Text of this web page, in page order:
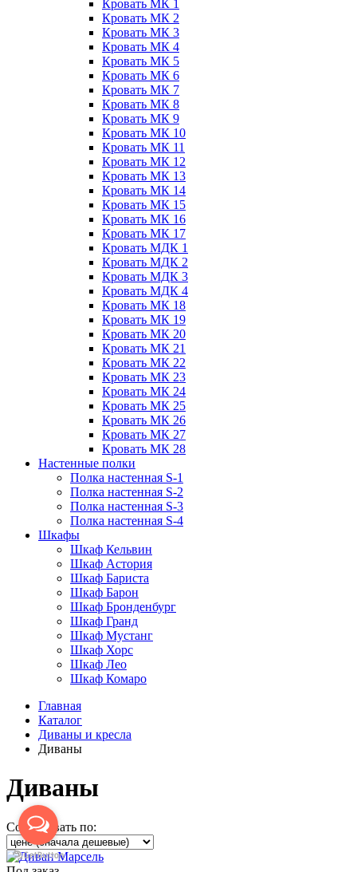
Кровать МК 1
Кровать МК 2
Кровать МК 3
Кровать МК 4
Кровать МК 5
Кровать МК 6
Кровать МК 7
Кровать МК 8
Кровать МК 9
Кровать МК 10
Кровать МК 11
Кровать МК 12
Кровать МК 13
Кровать МК 14
Кровать МК 15
Кровать МК 16
Кровать МК 17
Кровать МДК 1
Кровать МДК 2
Кровать МДК 3
Кровать МДК 4
Кровать МК 18
Кровать МК 19
Кровать МК 20
Кровать МК 21
Кровать МК 22
Кровать МК 23
Кровать МК 24
Кровать МК 25
Кровать МК 26
Кровать МК 27
Кровать МК 28
Настенные полки
Полка настенная S-1
Полка настенная S-2
Полка настенная S-3
Полка настенная S-4
Шкафы
Шкаф Кельвин
Шкаф Астория
Шкаф Бариста
Шкаф Барон
Шкаф Бронденбург
Шкаф Гранд
Шкаф Мустанг
Шкаф Хорс
Шкаф Лео
Шкаф Комаро
Главная
Каталог
Диваны и кресла
Диваны
Диваны
Сортировать по: